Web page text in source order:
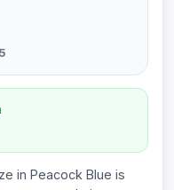
in Peacock Blue is